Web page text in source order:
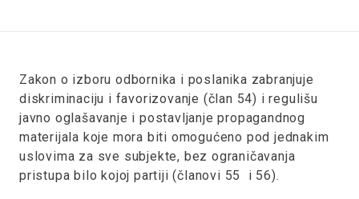
Zakon o izboru odbornika i poslanika zabranjuje
diskriminaciju i favorizovanje (član 54) i regulišu
javno oglašavanje i postavljanje propagandnog
materijala koje mora biti omogućeno pod jednakim
uslovima za sve subjekte, bez ograničavanja
pristupa bilo kojoj partiji (članovi 55 i 56).